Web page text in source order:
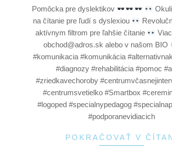
Pomôcka pre dyslektikov
na čítanie pre ľudí s dyslexiou
aktívnym filtrom pre ľahšie čítanie
obchod@adros.sk alebo v našom BIO
#komunikacia #komunikácia
#diagnozy #rehabilitácia #pomoc
#zriedkavechoroby
#centrumsvetielko #Smartbox
#logoped #specialnypedagog
#podporanevidiacich
POKRAČOVAŤ V